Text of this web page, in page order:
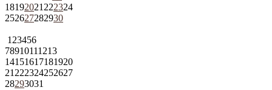
18192021 222324
252627282930
1 23456
78910111213
14151617181920
21 222324252627
28293031